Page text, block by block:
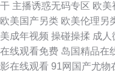
干 主播诱惑无码专区 欧美
欧美国产另类 欧美伦理另
美成年视频 操碰操揉 成人
在线观看免费 岛国精品在
影在线观看 91网国产尤物